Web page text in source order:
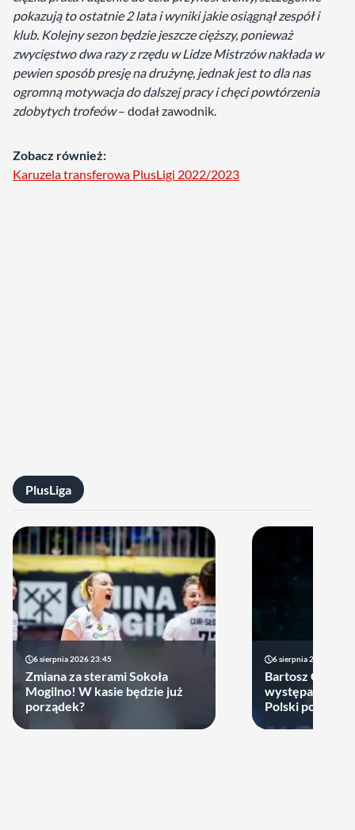
pokazują to ostatnie 2 lata i wyniki jakie osiągnął zespół i
klub. Kolejny sezon będzie jeszcze cięższy, ponieważ
zwycięstwo dwa razy z rzędu w Lidze Mistrzów nakłada w
pewien sposób presję na drużynę, jednak jest to dla nas
ogromną motywacja do dalszej pracy i chęci powtórzenia
zdobytych trofeów– dodał zawodnik.
Zobacz również:
Karuzela transferowa PlusLigi 2022/2023
PlusLiga
6 sierpnia 2026 23:45
Zmiana za sterami Sokoła
Mogilno! W kasie będzie już
porządek?
6 sierpnia 2026 17:40
Bartosz
występach w
Polski podjął